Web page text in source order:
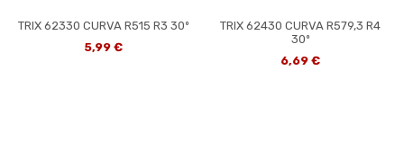
TRIX 62330 CURVA R515 R3 30º
5,99 €
TRIX 62430 CURVA R579,3 R4
30º
6,69 €